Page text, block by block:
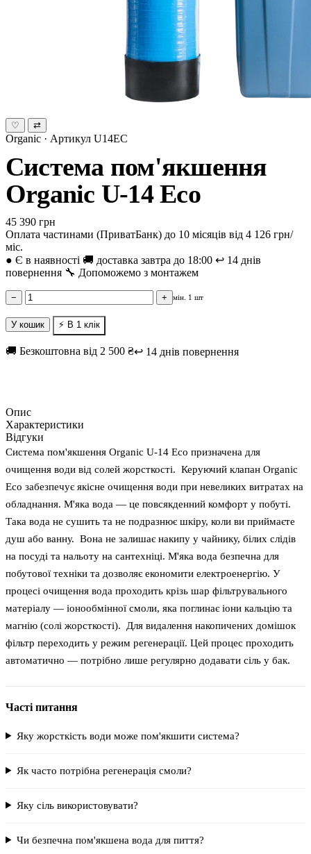
♡ ⇄
Organic · Артикул U14EC
Система пом'якшення
Organic U-14 Eco
45 390 грн
Оплата частинами (ПриватБанк) до 10 місяців від 4 126 грн/
міс.
● Є в наявності 🚚 доставка завтра до 18:00 ↩️ 14 днів
повернення 🔧 Допоможемо з монтажем
− + мін. 1 шт
У кошик ⚡ В 1 клік
🚚 Безкоштовна від 2 500 ₴↩️ 14 днів повернення
Опис
Характеристики
Відгуки
Система пом'якшення Organic U-14 Eco призначена для
очищення води від солей жорсткості. Керуючий клапан Organic
Eco забезпечує якісне очищення води при невеликих витратах на
обладнання. М'яка вода — це повсякденний комфорт у побуті.
Така вода не сушить та не подразнює шкіру, коли ви приймаєте
душ або ванну. Вона не залишає накипу у чайнику, білих слідів
на посуді та нальоту на сантехніці. М'яка вода безпечна для
побутової техніки та дозволяє економити електроенергію. У
процесі очищення вода проходить крізь шар фільтрувального
матеріалу — іонообмінної смоли, яка поглинає іони кальцію та
магнію (солі жорсткості). Для видалення накопичених домішок
фільтр переходить у режим регенерації. Цей процес проходить
автоматично — потрібно лише регулярно додавати сіль у бак.
Часті питання
Яку жорсткість води може пом'якшити система?
Як часто потрібна регенерація смоли?
Яку сіль використовувати?
Чи безпечна пом'якшена вода для пиття?